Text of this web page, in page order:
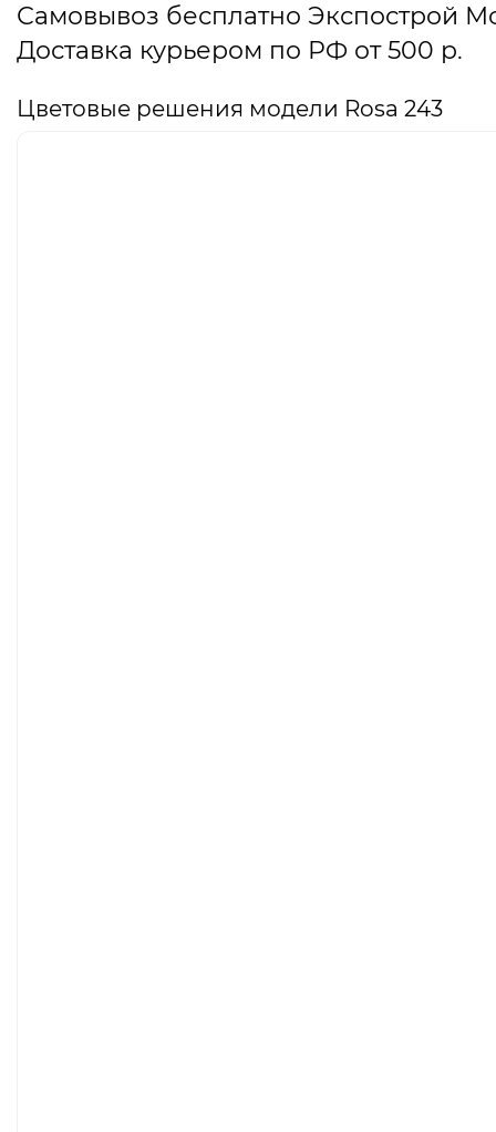
Самовывоз бесплатно Экспострой
Доставка курьером по РФ от 500 р.
Цветовые решения модели Rosa 243